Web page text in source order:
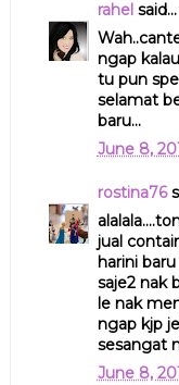
rahelsaid...
ngap
tu pun
selamat
baru...
June 8,
rostina76
jual
harini
saje2 nak
le nak
ngap kjp
sesangat
June 8,